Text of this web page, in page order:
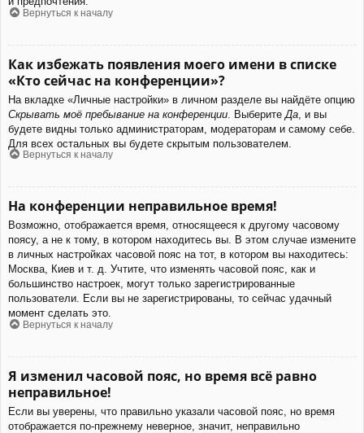
Вернуться к началу
Как избежать появления моего имени в списке
«Кто сейчас на конференции»?
На вкладке «Личные настройки» в личном разделе вы найдёте опцию
Скрывать моё пребывание на конференции . Выберите Да , и вы
будете видны только администраторам, модераторам и самому себе.
Для всех остальных вы будете скрытым пользователем.
Вернуться к началу
На конференции неправильное время!
Возможно, отображается время, относящееся к другому часовому
поясу, а не к тому, в котором находитесь вы. В этом случае измените
в личных настройках часовой пояс на тот, в котором вы находитесь:
Москва, Киев и т. д. Учтите, что изменять часовой пояс, как и
большинство настроек, могут только зарегистрированные
пользователи. Если вы не зарегистрированы, то сейчас удачный
момент сделать это.
Вернуться к началу
Я изменил часовой пояс, но время всё равно
неправильное!
Если вы уверены, что правильно указали часовой пояс, но время
отображается по-прежнему неверное, значит, неправильно